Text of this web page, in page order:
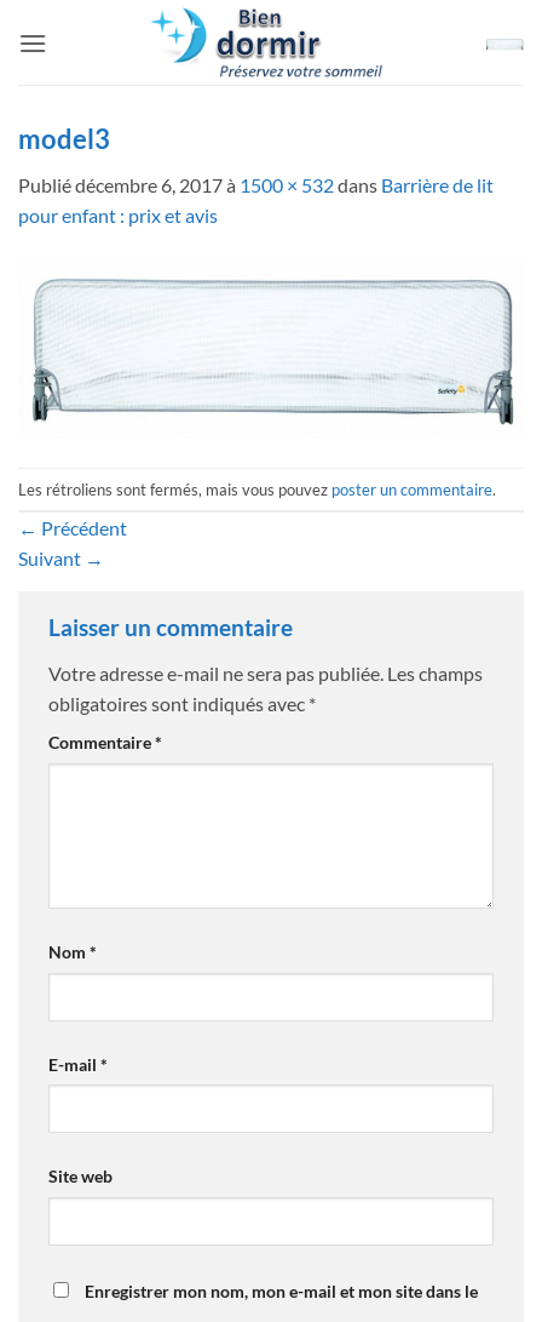
model3
Publiédécembre 6, 2017à 1500 × 532dans Barrière de lit
pour enfant : prix et avis
Les rétroliens sont fermés, mais vous pouvez poster un commentaire.
← Précédent
Suivant →
Laisser un commentaire
Votre adresse e-mail ne sera pas publiée. Les champs
obligatoires sont indiqués avec *
Commentaire*
Nom *
E-mail *
Site web
Enregistrer mon nom, mon e-mail et mon site dans le